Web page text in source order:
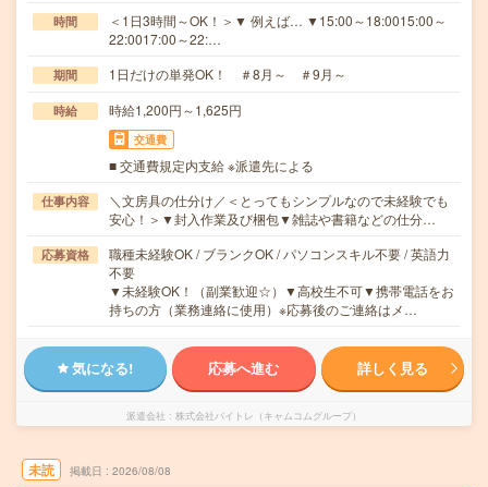
時間
＜1日3時間～OK！＞▼ 例えば… ▼15:00～18:0015:00～
22:0017:00～22:…
期間 1日だけの単発OK！ ＃8月～ ＃9月～
時給 時給1,200円～1,625円
交通費
■ 交通費規定内支給 ※派遣先による
仕事内容
＼文房具の仕分け／＜とってもシンプルなので未経験でも
安心！＞▼封入作業及び梱包▼雑誌や書籍などの仕分…
応募資格
職種未経験OK / ブランクOK / パソコンスキル不要 / 英語力
不要
▼未経験OK！（副業歓迎☆）▼高校生不可▼携帯電話をお
持ちの方（業務連絡に使用）※応募後のご連絡はメ…
気になる! 応募へ進む 詳しく見る
派遣会社 株式会社バイトレ（キャムコムグループ）
未読 掲載日 2026/08/08